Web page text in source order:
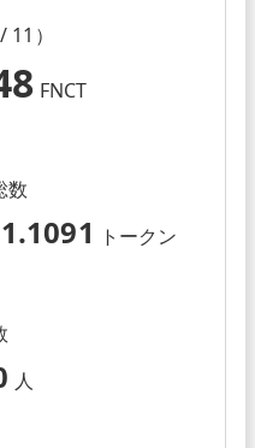
）
FNCT
数
トークン
人